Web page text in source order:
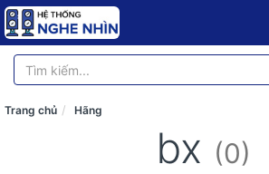
Trang chủ Hãng
bx (0)